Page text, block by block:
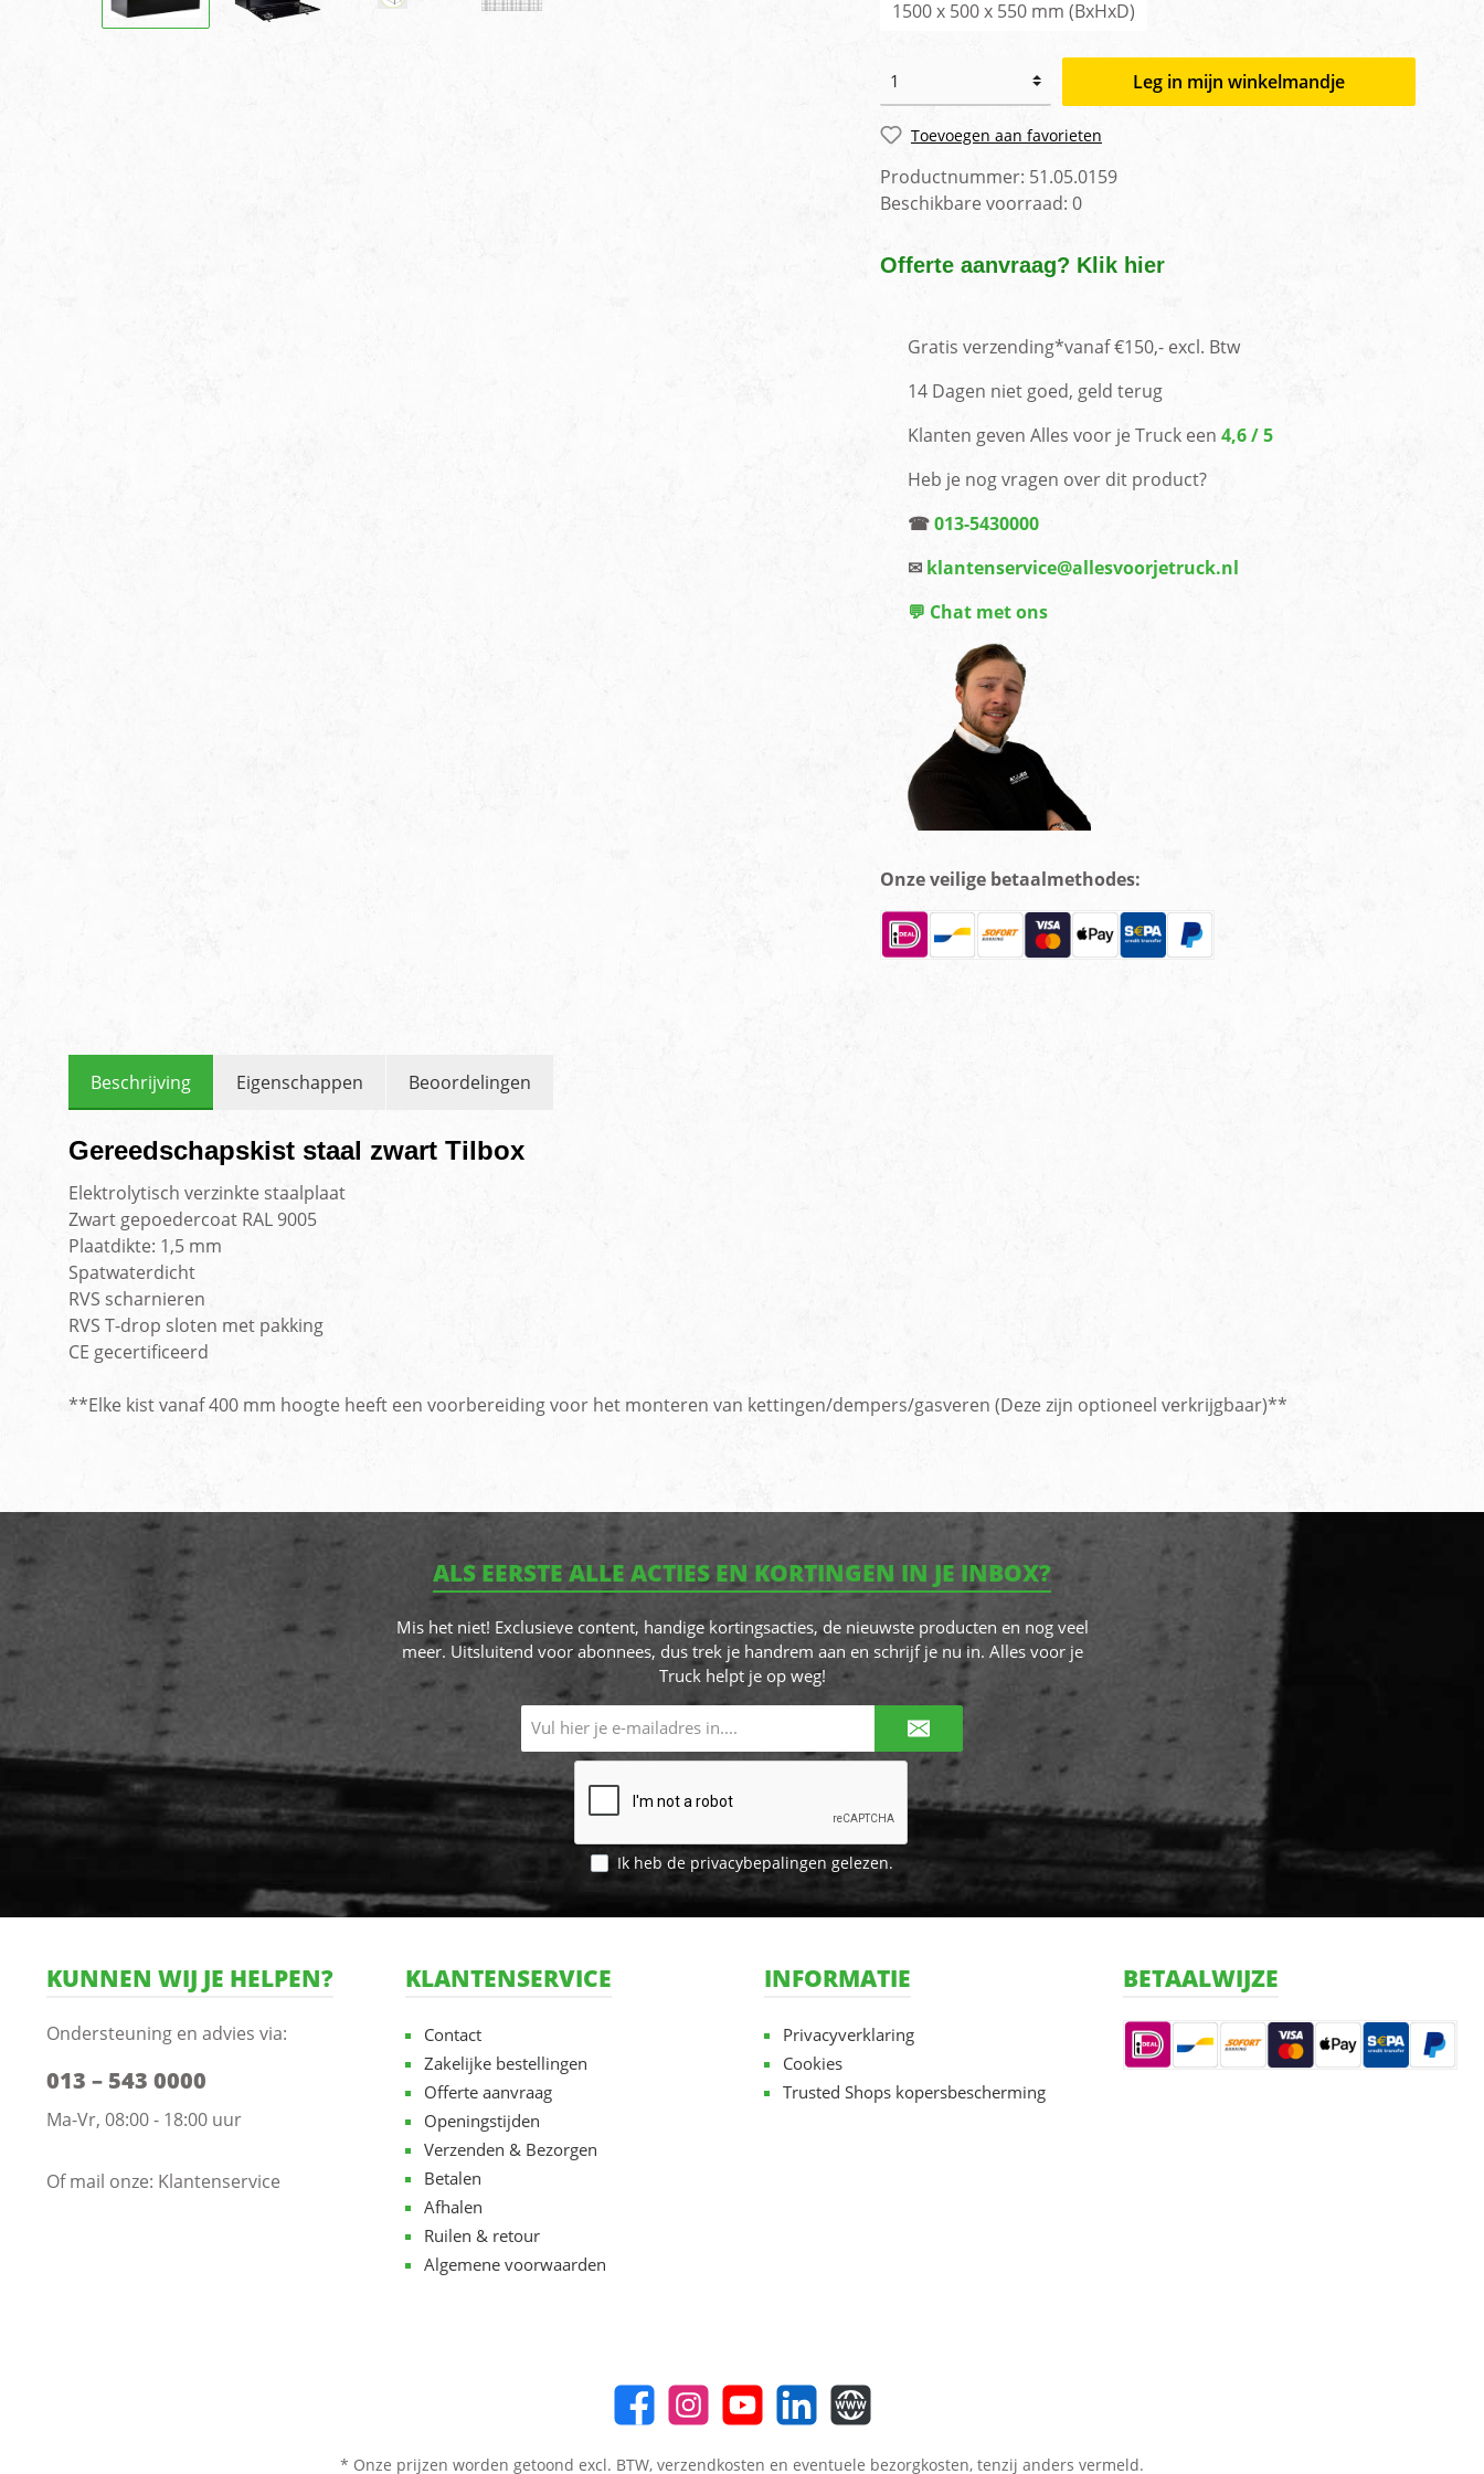
1500 x 500 x 550 mm (BxHxD)
Leg in mijn winkelmandje
Toevoegen aan favorieten
Productnummer: 51.05.0159
Beschikbare voorraad: 0
Offerte aanvraag? Klik hier
Gratis verzending*vanaf €150,- excl. Btw
14 Dagen niet goed, geld terug
Klanten geven Alles voor je Truck een 4,6 / 5
Heb je nog vragen over dit product?
☎013-5430000
✉ klantenservice@allesvoorjetruck.nl
💬 Chat met ons
Onze veilige betaalmethodes:
Beschrijving Eigenschappen Beoordelingen
Gereedschapskist staal zwart Tilbox
Elektrolytisch verzinkte staalplaat
Zwart gepoedercoat RAL 9005
Plaatdikte: 1,5 mm
Spatwaterdicht
RVS scharnieren
RVS T-drop sloten met pakking
CE gecertificeerd
**Elke kist vanaf 400 mm hoogte heeft een voorbereiding voor het monteren van kettingen/dempers/gasveren (Deze zijn optioneel verkrijgbaar)**
ALS EERSTE ALLE ACTIES EN KORTINGEN IN JE INBOX?
Mis het niet! Exclusieve content, handige kortingsacties, de nieuwste producten en nog veel
meer. Uitsluitend voor abonnees, dus trek je handrem aan en schrijf je nu in. Alles voor je
Truck helpt je op weg!
mailadres*
Ik heb de privacybepalingen gelezen.
KUNNEN WIJ JE HELPEN?
Ondersteuning en advies via:
013 – 543 0000
Ma-Vr, 08:00 - 18:00 uur
Of mail onze: Klantenservice
KLANTENSERVICE
Contact
Zakelijke bestellingen
Offerte aanvraag
Openingstijden
Verzenden & Bezorgen
Betalen
Afhalen
Ruilen & retour
Algemene voorwaarden
INFORMATIE
Privacyverklaring
Cookies
Trusted Shops kopersbescherming
BETAALWIJZE
* Onze prijzen worden getoond excl. BTW, verzendkosten en eventuele bezorgkosten, tenzij anders vermeld.